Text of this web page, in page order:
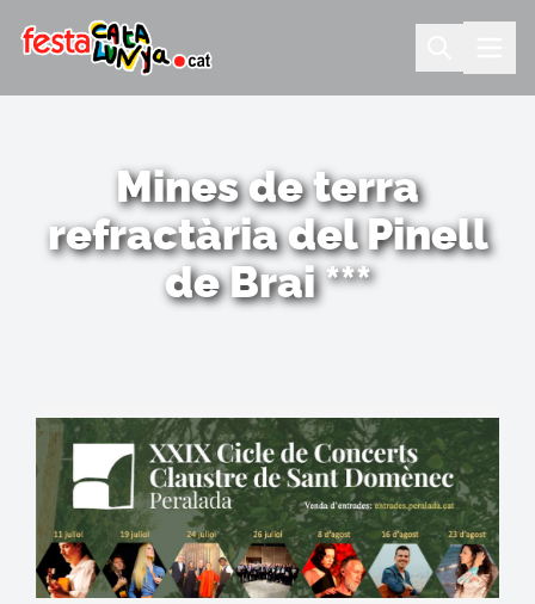
Mines de terra
refractària del Pinell
de Brai ***